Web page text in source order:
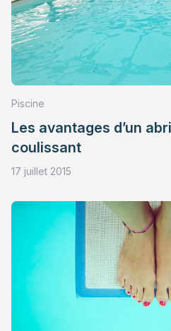
Piscine
Les avantages d’un
coulissant
17 juillet 2015